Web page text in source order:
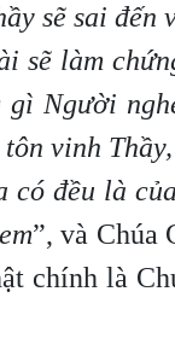
sẽ sai đến
sẽ làm
Người
vinh
đều là
”, và Chúa
chính là